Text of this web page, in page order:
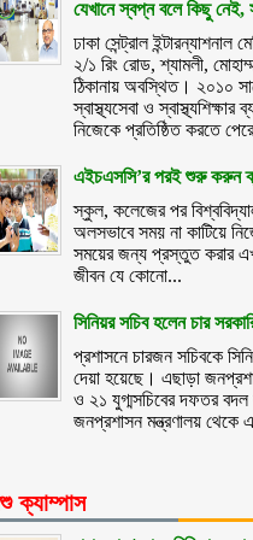
যেখানে স্বপ্ন বলে কিছু নেই,
ঢাকা সেন্ট্রাল
২/১ রিং রোড, শ্যামলী,
ঠিকানায় অবস্থিত। ২০১০
স্বাস্থ্যসেবা ও স্বাস্থ্যশিক্ষার
নিজেকে প্রতিষ্ঠিত করতে
এইচএসসি’র পরই শুরু করুন
স্কুল, কলেজের পর
অলসভাবে সময় না কাটিয়ে
সময়ের জন্য প্রস্তুত করার
জীবন যে কোনো...
সিনিয়র সচিব হলেন চার
প্রশাসনে চারজন সচিবকে
দেয়া হয়েছে। এছাড়া
ও ২১ যুগ্মসচিবের দফতর
জনপ্রশাসন মন্ত্রণালয় থেকে
ক্যাম্পাস